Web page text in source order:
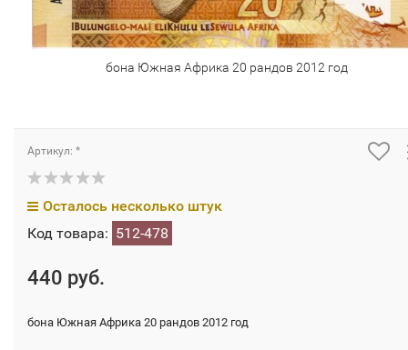
бона Южная Африка 20 рандов 2012 год
Артикул: *
Осталось несколько штук
Код товара: 512-478
440 руб.
бона Южная Африка 20 рандов 2012 год